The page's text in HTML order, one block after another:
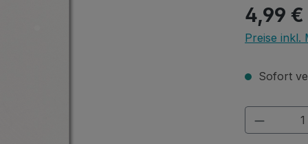
Regulärer
4,99 €
Preise inkl.
Sofort